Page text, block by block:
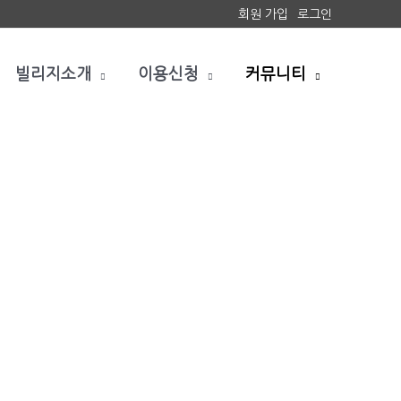
회원 가입 로그인
빌리지소개 이용신청 커뮤니티